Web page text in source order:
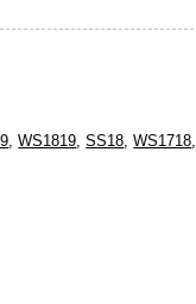
,WS1819,SS18,WS1718,